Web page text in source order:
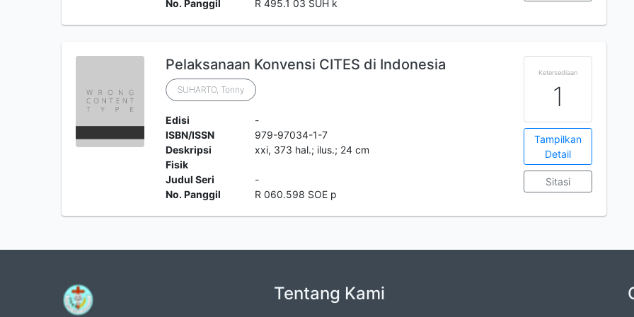
No. Panggil R 495.1 03 SUH k
Pelaksanaan Konvensi CITES di Indonesia
SUHARTO, Tonny
Edisi
-
ISBN/ISSN
979-97034-1-7
Deskripsi
Fisik
xxi, 373 hal.; ilus.; 24 cm
Judul Seri
-
No. Panggil
R 060.598 SOE p
Ketersediaan
1
Tampilkan
Detail
Sitasi
Tentang Kami